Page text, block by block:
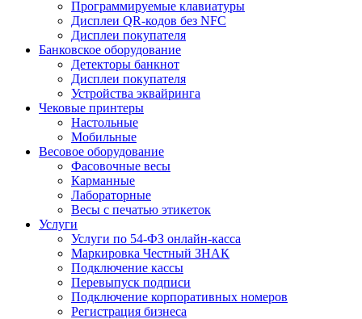
Программируемые клавиатуры
Дисплеи QR-кодов без NFC
Дисплеи покупателя
Банковское оборудование
Детекторы банкнот
Дисплеи покупателя
Устройства эквайринга
Чековые принтеры
Настольные
Мобильные
Весовое оборудование
Фасовочные весы
Карманные
Лабораторные
Весы с печатью этикеток
Услуги
Услуги по 54-ФЗ онлайн-касса
Маркировка Честный ЗНАК
Подключение кассы
Перевыпуск подписи
Подключение корпоративных номеров
Регистрация бизнеса